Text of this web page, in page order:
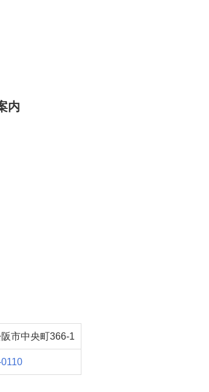
内
市中央町366-1